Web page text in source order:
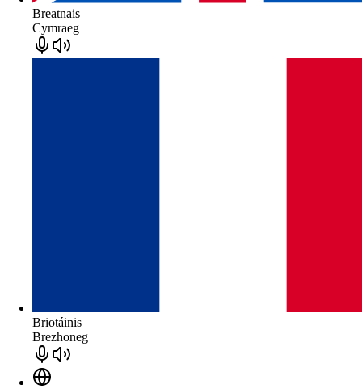
Breatnais
Cymraeg
Briotáinis
Brezhoneg